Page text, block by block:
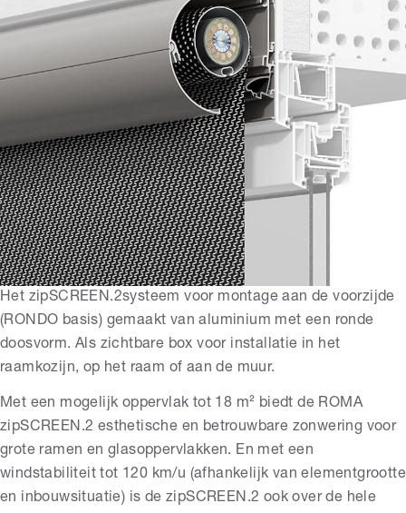
Het zipSCREEN.2systeem voor montage aan de voorzijde
(RONDO basis) gemaakt van aluminium met een ronde
doosvorm. Als zichtbare box voor installatie in het
raamkozijn, op het raam of aan de muur.
Met een mogelijk oppervlak tot 18 m² biedt de ROMA
zipSCREEN.2 esthetische en betrouwbare zonwering voor
grote ramen en glasoppervlakken. En met een
windstabiliteit tot 120 km/u (afhankelijk van elementgrootte
en inbouwsituatie) is de zipSCREEN.2 ook over de hele